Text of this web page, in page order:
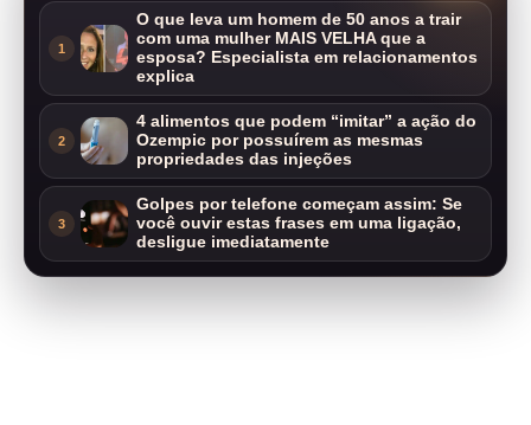
1
O que leva um homem de 50 anos a trair
com uma mulher MAIS VELHA que a
esposa? Especialista em relacionamentos
explica
2
4 alimentos que podem “imitar” a ação do
Ozempic por possuírem as mesmas
propriedades das injeções
3
Golpes por telefone começam assim: Se
você ouvir estas frases em uma ligação,
desligue imediatamente